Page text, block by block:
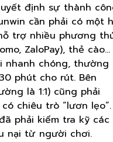
định sự thành
cần phải có một
trợ nhiều phương
ZaloPay), thẻ cào…
nhanh chóng, thường
phút cho rút. Bên
là 1:1) cũng phải
chiêu trò “lươn lẹo”.
phải kiểm tra kỹ các
nại từ người chơi.